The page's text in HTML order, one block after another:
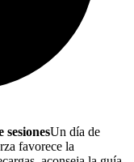
sesionesUn día de
favorece la